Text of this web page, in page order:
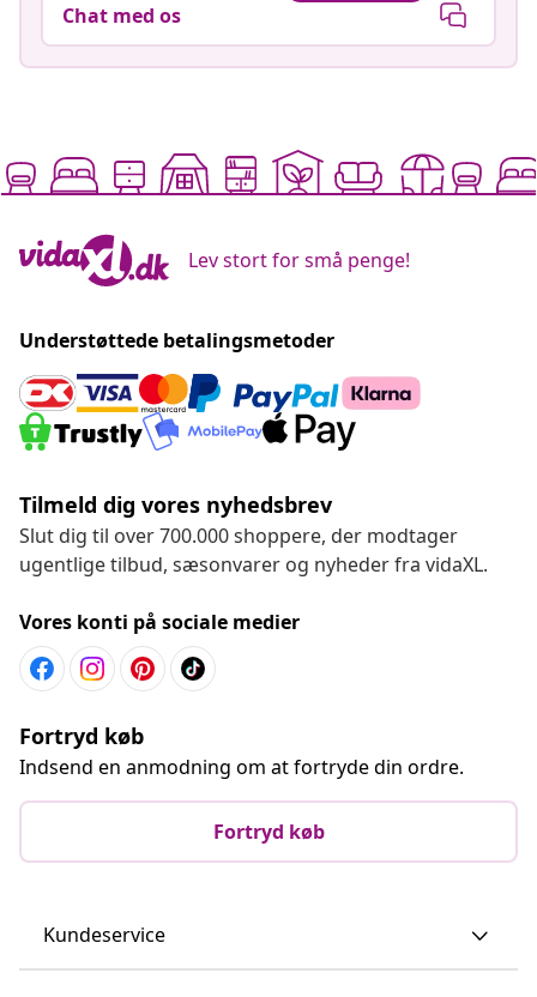
Chat med os
Lev stort for små penge!
Understøttede betalingsmetoder
Tilmeld dig vores nyhedsbrev
Slut dig til over 700.000 shoppere, der modtager
ugentlige tilbud, sæsonvarer og nyheder fra vidaXL.
Vores konti på sociale medier
Fortryd køb
Indsend en anmodning om at fortryde din ordre.
Fortryd køb
Kundeservice